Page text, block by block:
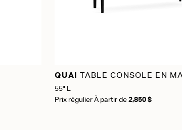
QUAI TABLE CONSOLE EN
55" L
Prix régulier À partir de2,850 $